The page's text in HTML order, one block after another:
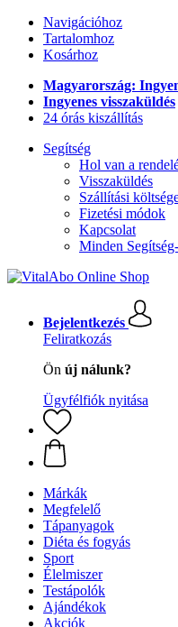
Navigációhoz
Tartalomhoz
Kosárhoz
Magyarország:
Ingyenes visszaküldés
24 órás kiszállítás
Segítség
Hol van a
Visszaküldés
Szállítási
Fizetési módok
Kapcsolat
Minden
Bejelentkezés
Feliratkozás
Ön új nálunk?
Ügyfélfiók nyitása
Márkák
Megfelelő
Tápanyagok
Diéta és fogyás
Sport
Élelmiszer
Testápolók
Ajándékok
Akciók